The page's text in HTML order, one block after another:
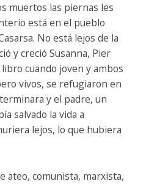
muertos las piernas les
está en el pueblo
No está lejos de la
y creció Susanna, Pier
cuando joven y ambos
vivos, se refugiaron en
y el padre, un
salvado la vida a
lejos, lo que hubiera
ateo, comunista, marxista,